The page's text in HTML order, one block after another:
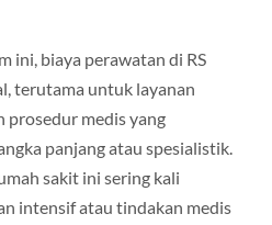
ini, biaya perawatan di RS
terutama untuk layanan
prosedur medis yang
panjang atau spesialistik.
sakit ini sering kali
intensif atau tindakan medis